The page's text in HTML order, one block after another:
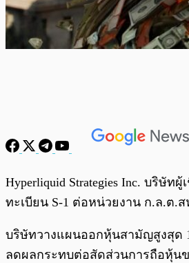
พร้อมเล่น
Hyperliquid Strategies Inc. บริษั
ทะเบียน S-1 ต่อหน่วยงาน ก.ล.ต.
บริษัทวางแผนออกหุ้นสามัญสูงสุด
ลดผลกระทบต่อสัดส่วนการถือหุ้น